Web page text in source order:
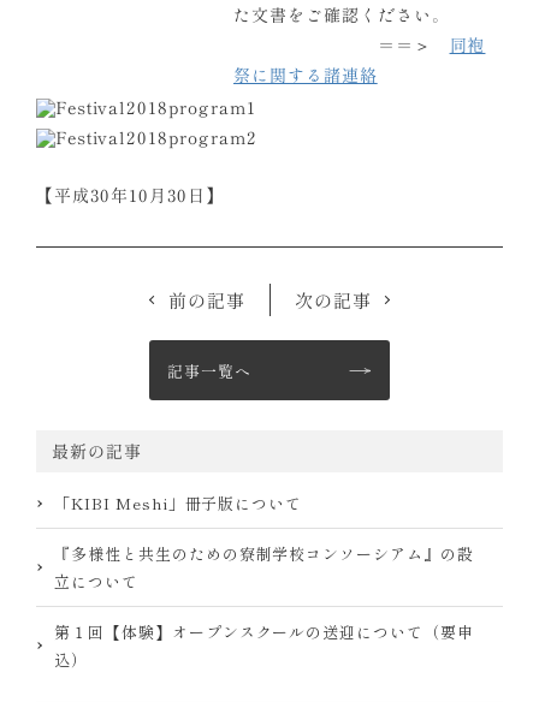
最新の記事
「KIBI Meshi」冊子版について
『多様性と共生のための寮制学校コンソーシアム』の設
立について
第１回【体験】オープンスクールの送迎について（要申
込）
た文書をご確認ください。
＝＝＞ 同袍
祭に関する諸連絡
【平成30年10月30日】
記事一覧へ
前の記事 次の記事